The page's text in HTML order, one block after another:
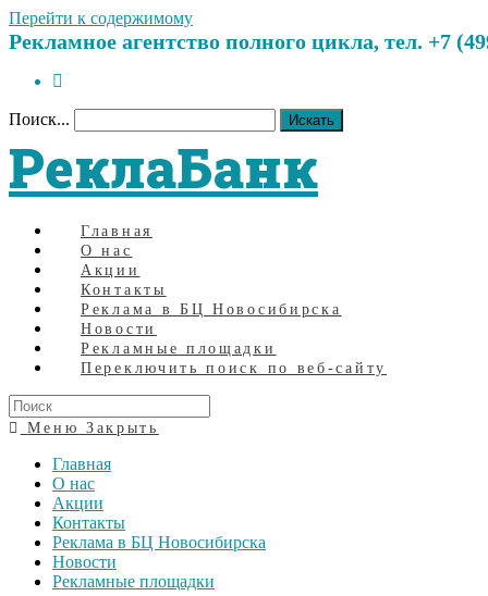
Перейти к содержимому
Рекламное агентство полного цикла, тел. +7
Поиск... Искать
РеклаБанк
Главная
О нас
Акции
Контакты
Реклама в БЦ Новосибирска
Новости
Рекламные площадки
Переключить поиск по веб-сайту
Меню Закрыть
Главная
О нас
Акции
Контакты
Реклама в БЦ Новосибирска
Новости
Рекламные площадки